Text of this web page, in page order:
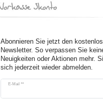
Abonnieren Sie jetzt den
Newsletter. So verpassen Sie
Neuigkeiten oder Aktionen mehr.
sich jederzeit wieder abmelden.
E-Mail **
Newsletter